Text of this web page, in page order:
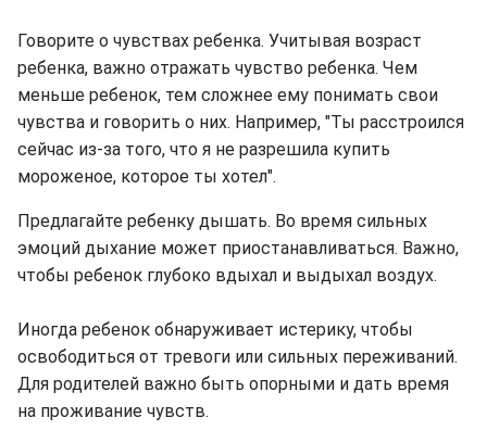
Говорите о чувствах ребенка. Учитывая возраст
ребенка, важно отражать чувство ребенка. Чем
меньше ребенок, тем сложнее ему понимать свои
чувства и говорить о них. Например, "Ты расстроился
сейчас из-за того, что я не разрешила купить
мороженое, которое ты хотел".
Предлагайте ребенку дышать. Во время сильных
эмоций дыхание может приостанавливаться. Важно,
чтобы ребенок глубоко вдыхал и выдыхал воздух.
Иногда ребенок обнаруживает истерику, чтобы
освободиться от тревоги или сильных переживаний.
Для родителей важно быть опорными и дать время
на проживание чувств.